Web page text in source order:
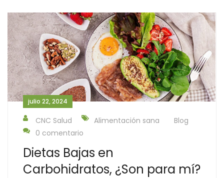
julio 22, 2024
CNC Salud Alimentación sana
Blog
0 comentario
Dietas Bajas en
Carbohidratos, ¿Son para mí?